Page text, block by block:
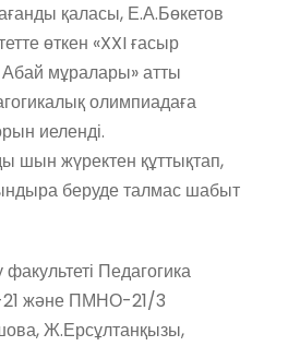
қаласы, Е.А.Бөкетов
өткен «XXI ғасыр
мұралары» атты
олимпиадаға
иеленді.
шын жүректен құттықтап,
беруде талмас шабыт
Педагогика
және ПМНО-21/3
Ж.Ерсұлтанқызы,